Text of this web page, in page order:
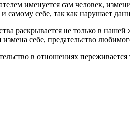
именуется сам человек,
и самому себе, так как нарушает
раскрывается не только в
измена себе, предательство
в отношениях